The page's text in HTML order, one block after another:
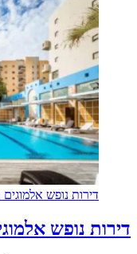
נופש אלמוגים באילת
נופש אלמוגים